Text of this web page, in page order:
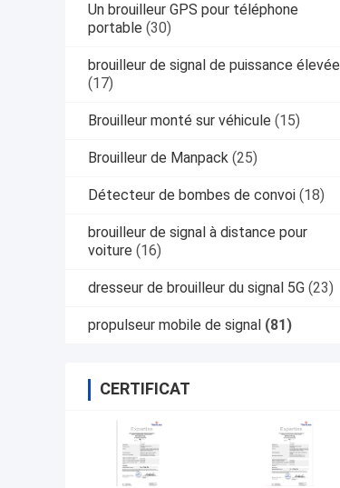
Un brouilleur GPS pour téléphone
portable (30)
brouilleur de signal de puissance élevée
(17)
Brouilleur monté sur véhicule (15)
Brouilleur de Manpack (25)
Détecteur de bombes de convoi (18)
brouilleur de signal à distance pour
voiture (16)
dresseur de brouilleur du signal 5G (23)
propulseur mobile de signal (81)
CERTIFICAT